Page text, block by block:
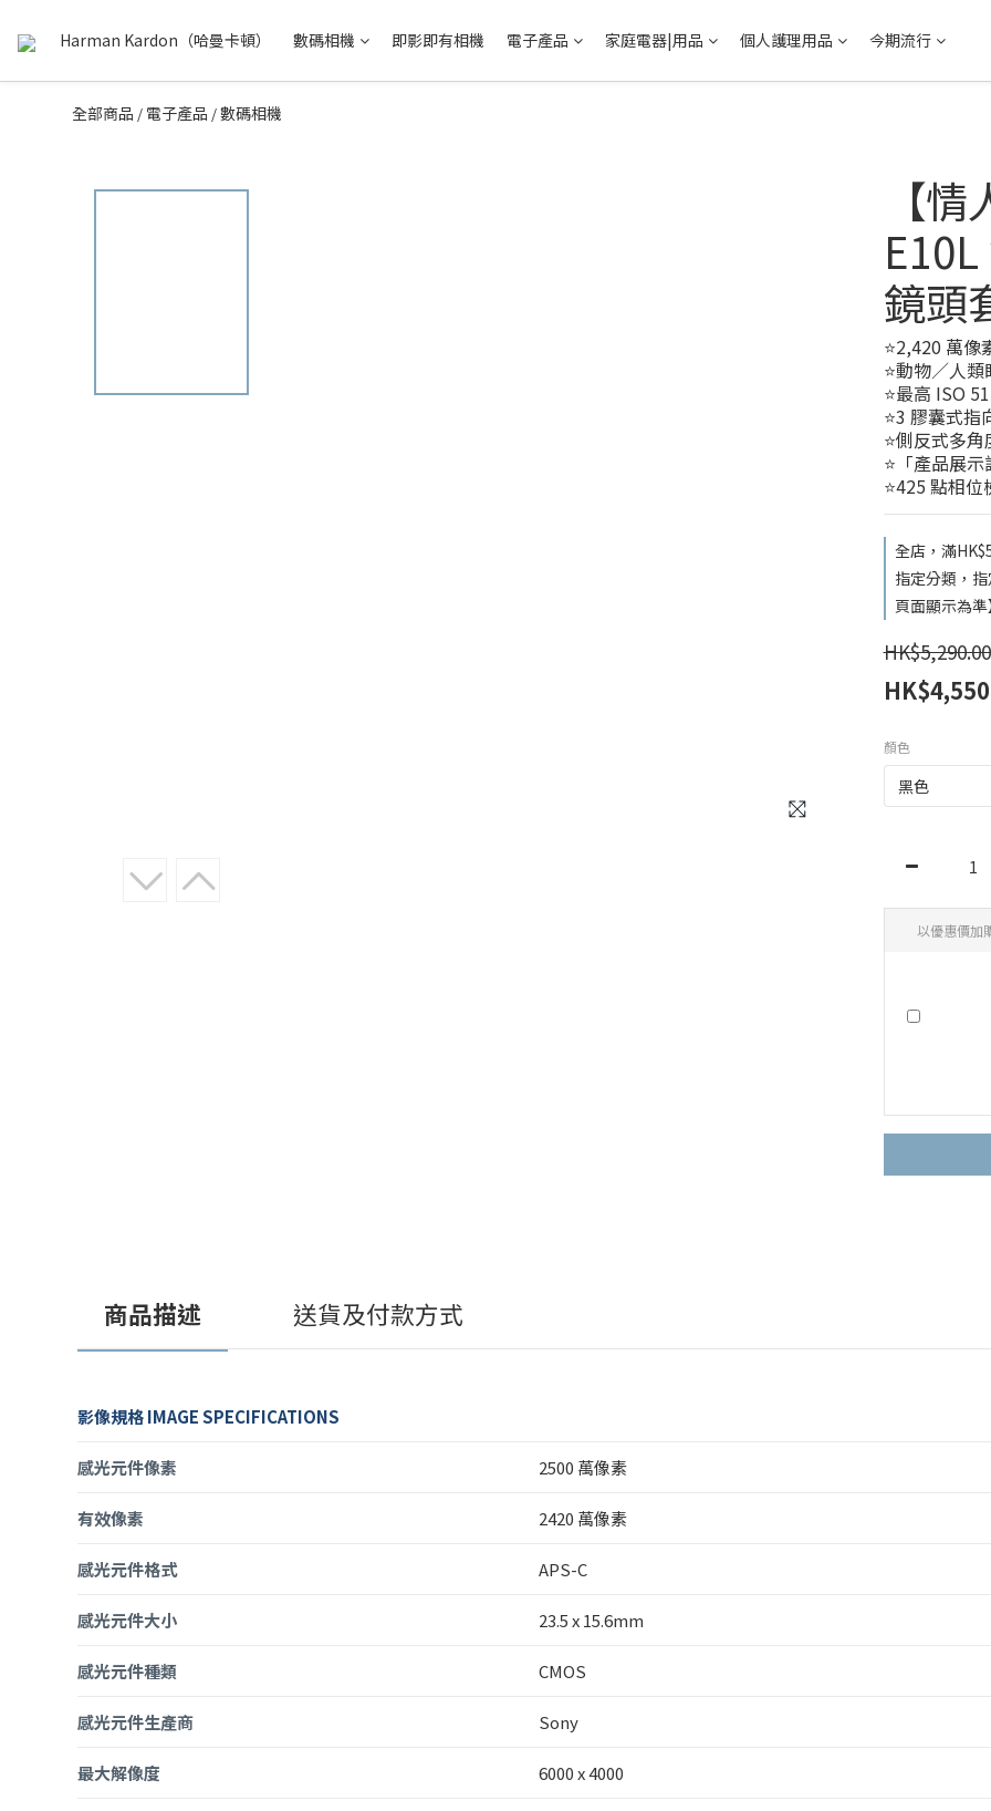
Harman Kardon（哈曼卡頓） 數碼相機 即影即有相機 電子產品 家庭電器|用品 個人護理用品 今期流行
全部商品 / 電子產品 /數碼相機
【
鏡頭
⭐2,420 萬像
⭐動物／人
⭐最高 ISO
⭐3 膠囊式指
⭐側反式多
⭐「產品展
⭐425 點相
全店，滿
指定分類，
頁面顯示為
HK$5,290.00
顏色
以優惠價加
商品描述 送貨及付款方式
影像規格 IMAGE SPECIFICATIONS
感光元件像素 2500 萬像素
有效像素 2420 萬像素
感光元件格式 APS-C
感光元件大小 23.5 x 15.6mm
感光元件種類 CMOS
感光元件生產商 Sony
最大解像度 6000 x 4000